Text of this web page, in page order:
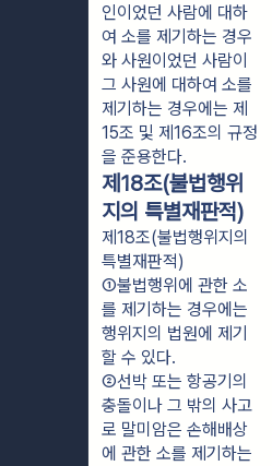
인이었던 사람에 대하
여 소를 제기하는 경우
와 사원이었던 사람이
그 사원에 대하여 소를
제기하는 경우에는 제
15조 및 제16조의 규정
을 준용한다.
제18조(불법행위
지의 특별재판적)
제18조(불법행위지의
특별재판적)
①불법행위에 관한 소
를 제기하는 경우에는
행위지의 법원에 제기
할 수 있다.
②선박 또는 항공기의
충돌이나 그 밖의 사고
로 말미암은 손해배상
에 관한 소를 제기하는